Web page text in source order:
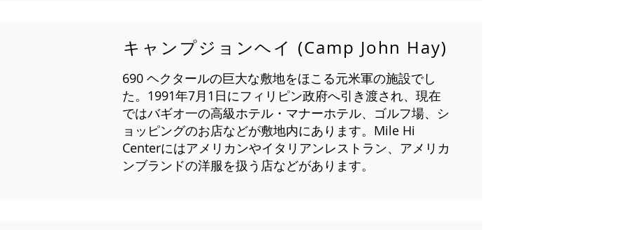
キャンプジョンヘイ (Camp John Hay)
690 ヘクタールの巨大な敷地をほこる元米軍の施設でし
た。1991年7月1日にフィリピン政府へ引き渡され、現在
ではバギオ一の高級ホテル・マナーホテル、ゴルフ場、シ
ョッピングのお店などが敷地内にあります。Mile Hi
Centerにはアメリカンやイタリアンレストラン、アメリカ
ンブランドの洋服を扱う店などがあります。